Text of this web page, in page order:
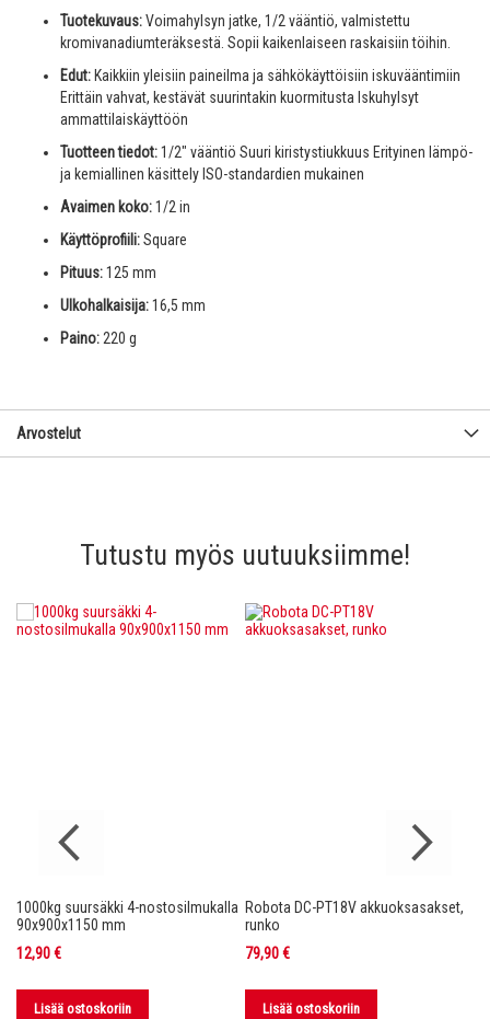
Tuotekuvaus:Voimahylsyn jatke, 1/2 vääntiö, valmistettu
kromivanadiumteräksestä. Sopii kaikenlaiseen raskaisiin töihin.
Edut: Kaikkiin yleisiin paineilma ja sähkökäyttöisiin iskuvääntimiin
Erittäin vahvat, kestävät suurintakin kuormitusta Iskuhylsyt
ammattilaiskäyttöön
Tuotteen tiedot:1/2" vääntiö Suuri kiristystiukkuus Erityinen lämpö-
ja kemiallinen käsittely ISO-standardien mukainen
Avaimen koko:1/2 in
Käyttöprofiili:Square
Pituus:125 mm
Ulkohalkaisija:16,5 mm
Paino:220 g
Arvostelut
Tutustu myös uutuuksiimme!
1000kg suursäkki 4-nostosilmukalla
90x900x1150 mm
12,90 €
Lisää ostoskoriin
Robota DC-PT18V akkuoksasakset,
runko
79,90 €
Lisää ostoskoriin